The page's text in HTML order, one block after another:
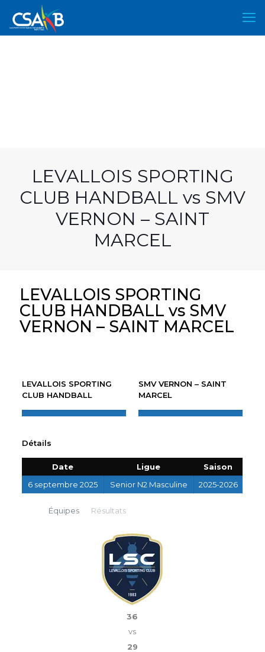
LEVALLOIS SPORTING
CLUB HANDBALL vs SMV
VERNON – SAINT
MARCEL
LEVALLOIS SPORTING
CLUB HANDBALL vs SMV
VERNON – SAINT MARCEL
LEVALLOIS SPORTING
CLUB HANDBALL
SMV VERNON – SAINT
MARCEL
Détails
Date Ligue
Saison
6 septembre 2025
Senior N2 Masculine 2025-2026
Équipes Résultats
36
vs
29